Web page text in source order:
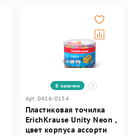
В наличии
Арт. 0416-0154
Пластиковая точилка
ErichKrause Unity Neon ,
цвет корпуса ассорти